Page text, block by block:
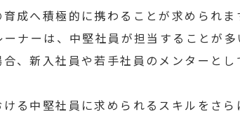
成へ積極的に携わることが求められ
ナーは、中堅社員が担当することが
、新入社員や若手社員のメンターと
る中堅社員に求められるスキルをさら